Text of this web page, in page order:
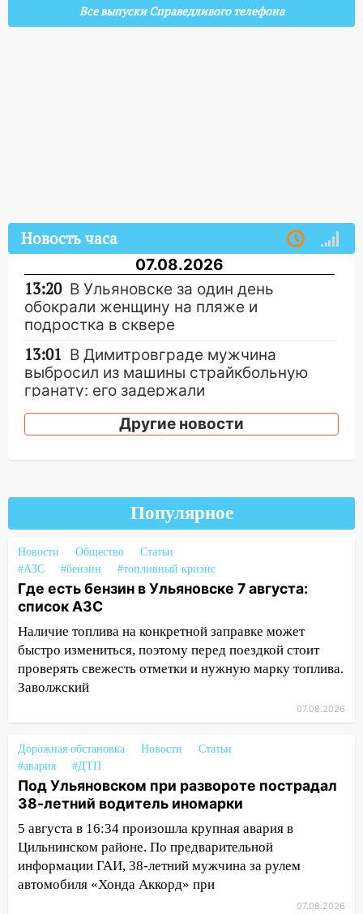
Все выпуски Справедливого телефона
Новость часа
07.08.2026
13:20 В Ульяновске за один день
обокрали женщину на пляже и
подростка в сквере
13:01 В Димитровграде мужчина
выбросил из машины страйкбольную
гранату: его задержали
12:34
На Ульяновскую область
надвигается сильнейшая непогода: град
из Европы и потерял 760 тысяч рублей
12:20 В Чердаклинском районе
столкнулись «Лада» и Chevrolet:
пострадал 14-летний подросток
12:00 Где есть бензин в Ульяновске 7
августа: список АЗС
11:50 Заснул рядом с ребёнком и
случайно задушил его: суд вынес
приговор
сарай
11:38 В Госдуме предложили отменить
ЕГЭ с 2027 года
11:25 В Ульяновске ИИ будет выявлять
нарушителей на контейнерных
площадках
11:20 Ульяновская шахматистка
Другие новости
Популярное
Новости Общество
Статьи
#АЗС
#бензин #топливный кризис
Где есть бензин в Ульяновске 7 августа:
список АЗС
Наличие топлива на конкретной заправке может
быстро измениться, поэтому перед поездкой стоит
проверять свежесть отметки и нужную марку топлива.
Заволжский
07.08.2026
Дорожная обстановка Новости
Статьи
#авария
#ДТП
Под Ульяновском при развороте пострадал
38-летний водитель иномарки
5 августа в 16:34 произошла крупная авария в
Цильнинском районе. По предварительной
информации ГАИ, 38-летний мужчина за рулем
автомобиля «Хонда Аккорд» при
07.08.2026